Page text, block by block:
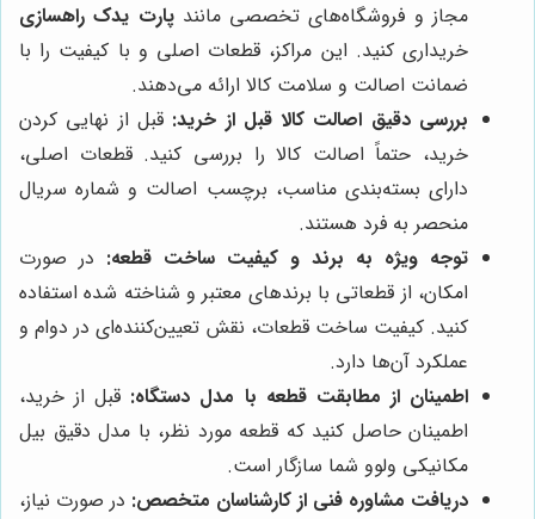
مجاز و فروشگاه‌های تخصصی مانندپارت یدک راهسازی
خریداری کنید. این مراکز، قطعات اصلی و با کیفیت را با
ضمانت اصالت و سلامت کالا ارائه می‌دهند.
بررسی دقیق اصالت کالا قبل از خرید: قبل از نهایی کردن
خرید، حتماً اصالت کالا را بررسی کنید. قطعات اصلی،
دارای بسته‌بندی مناسب، برچسب اصالت و شماره سریال
منحصر به فرد هستند.
توجه ویژه به برند و کیفیت ساخت قطعه: در صورت
امکان، از قطعاتی با برندهای معتبر و شناخته شده استفاده
کنید. کیفیت ساخت قطعات، نقش تعیین‌کننده‌ای در دوام و
عملکرد آن‌ها دارد.
اطمینان از مطابقت قطعه با مدل دستگاه: قبل از خرید،
اطمینان حاصل کنید که قطعه مورد نظر، با مدل دقیق بیل
مکانیکی ولوو شما سازگار است.
دریافت مشاوره فنی از کارشناسان متخصص: در صورت نیاز،